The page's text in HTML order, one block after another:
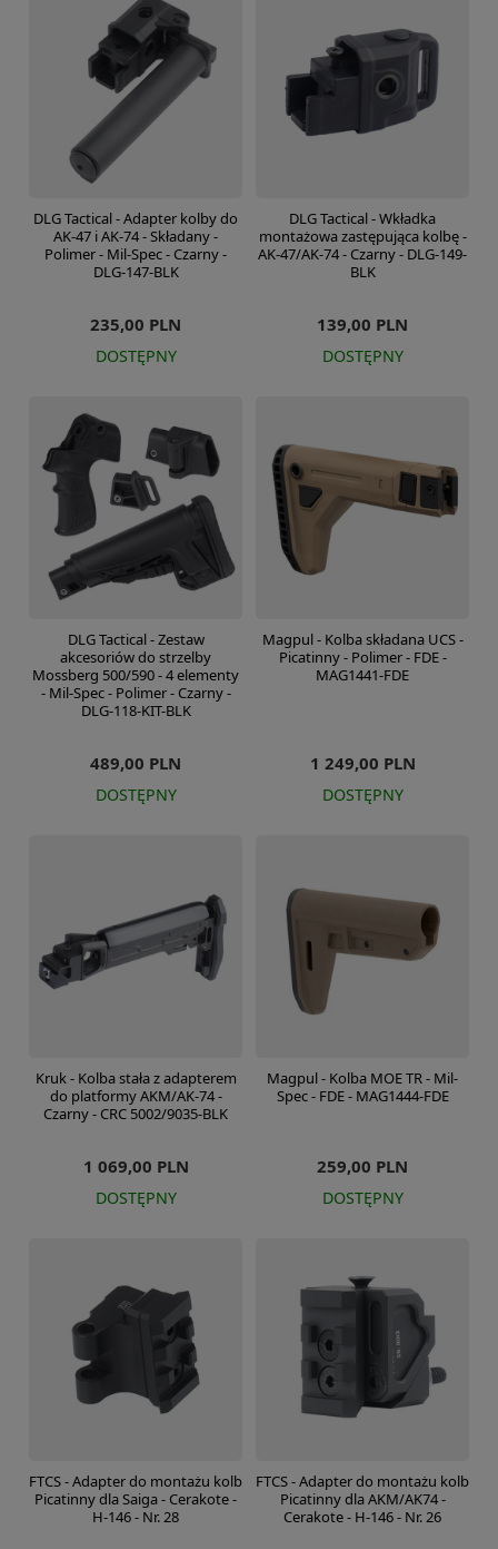
DLG Tactical - Adapter kolby do
AK-47 i AK-74 - Składany -
Polimer - Mil-Spec - Czarny -
DLG-147-BLK
235,00 PLN
DOSTĘPNY
DLG Tactical - Wkładka
montażowa zastępująca kolbę -
AK-47/AK-74 - Czarny - DLG-149-
BLK
139,00 PLN
DOSTĘPNY
DLG Tactical - Zestaw
akcesoriów do strzelby
Mossberg 500/590 - 4 elementy
- Mil-Spec - Polimer - Czarny -
DLG-118-KIT-BLK
489,00 PLN
DOSTĘPNY
Magpul - Kolba składana UCS -
Picatinny - Polimer - FDE -
MAG1441-FDE
1 249,00 PLN
DOSTĘPNY
Kruk - Kolba stała z adapterem
do platformy AKM/AK-74 -
Czarny - CRC 5002/9035-BLK
1 069,00 PLN
DOSTĘPNY
Magpul - Kolba MOE TR - Mil-
Spec - FDE - MAG1444-FDE
259,00 PLN
DOSTĘPNY
FTCS - Adapter do montażu kolb
Picatinny dla Saiga - Cerakote -
H-146 - Nr. 28
FTCS - Adapter do montażu kolb
Picatinny dla AKM/AK74 -
Cerakote - H-146 - Nr. 26